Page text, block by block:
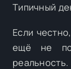
Типичный
Если
ещё не